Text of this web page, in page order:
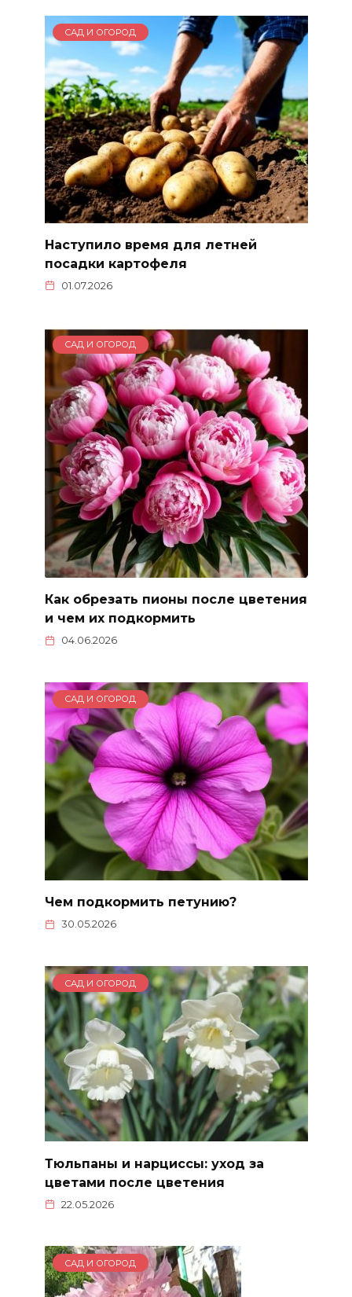
САД И ОГОРОД
Наступило время для летней
посадки картофеля
01.07.2026
САД И ОГОРОД
Как обрезать пионы после цветения
и чем их подкормить
04.06.2026
САД И ОГОРОД
Чем подкормить петунию?
30.05.2026
САД И ОГОРОД
Тюльпаны и нарциссы: уход за
цветами после цветения
22.05.2026
САД И ОГОРОД